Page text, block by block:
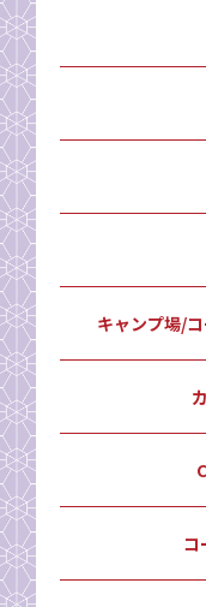
キャンプ場/
コ